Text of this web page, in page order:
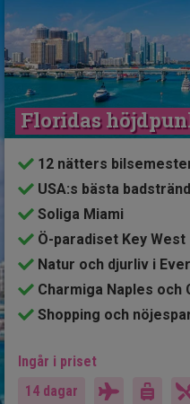
Floridas
12 nätters
USA:s bästa
Soliga Miami
Ö-paradiset Key West
Natur och djurliv i
Charmiga Naples och
Shopping och
Ingår i priset
14 dagar